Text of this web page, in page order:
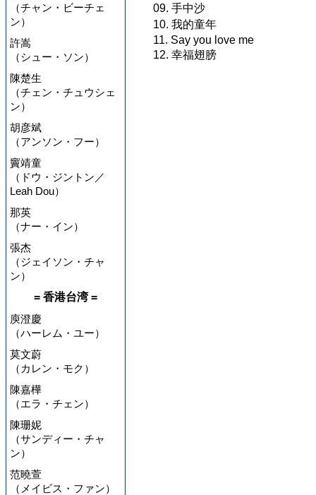
（チャン・ビーチェ
ン）
許嵩
（シュー・ソン）
陳楚生
（チェン・チュウシェ
ン）
胡彦斌
（アンソン・フー）
竇靖童
（ドウ・ジントン／
Leah Dou）
那英
（ナー・イン）
張杰
（ジェイソン・チャ
ン）
= 香港台湾 =
庾澄慶
（ハーレム・ユー）
莫文蔚
（カレン・モク）
陳嘉樺
（エラ・チェン）
陳珊妮
（サンディー・チャ
ン）
范曉萱
（メイビス・ファン）
09. 手中沙
10. 我的童年
11. Say you love me
12. 幸福翅膀